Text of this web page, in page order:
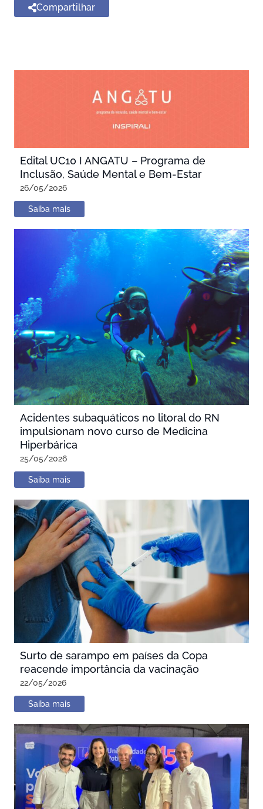
Compartilhar
Edital UC10 I ANGATU – Programa de
Inclusão, Saúde Mental e Bem-Estar
26/05/2026
Saiba mais
Acidentes subaquáticos no litoral do RN
impulsionam novo curso de Medicina
Hiperbárica
25/05/2026
Saiba mais
Surto de sarampo em países da Copa
reacende importância da vacinação
22/05/2026
Saiba mais